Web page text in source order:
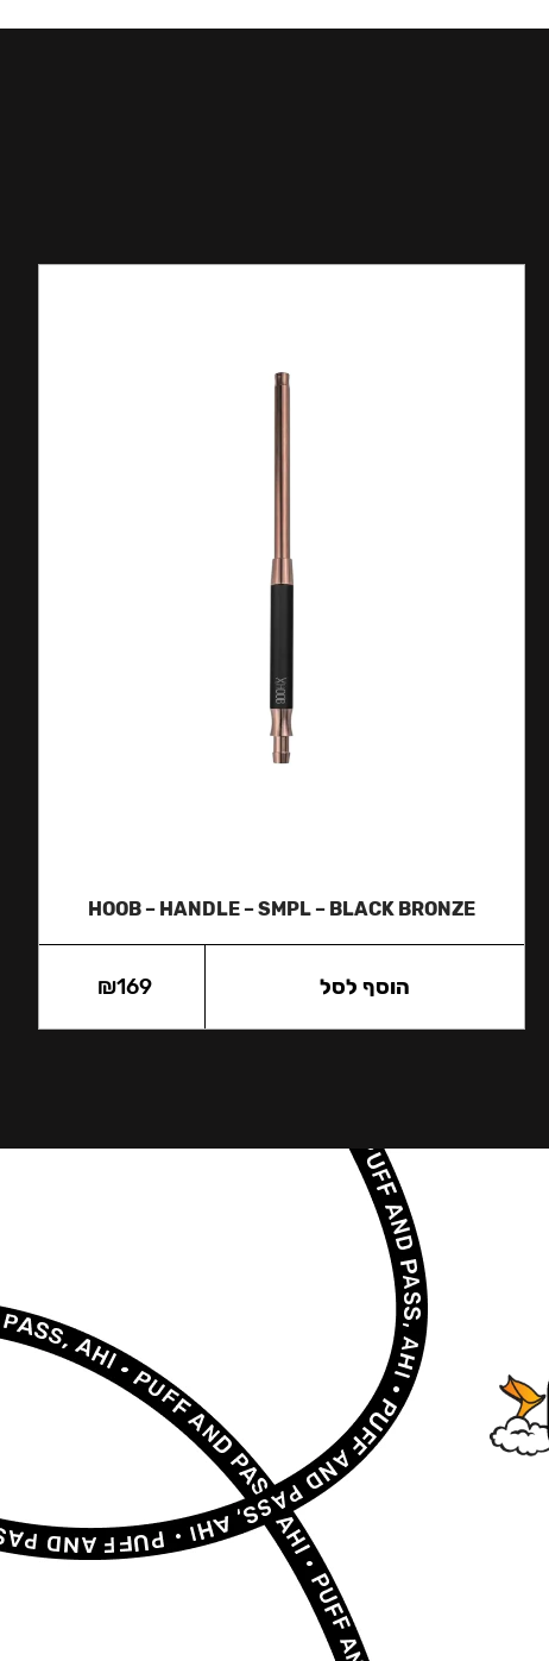
HOOB – HANDLE – SMPL – BLACK BRONZE
₪169 הוסף לסל